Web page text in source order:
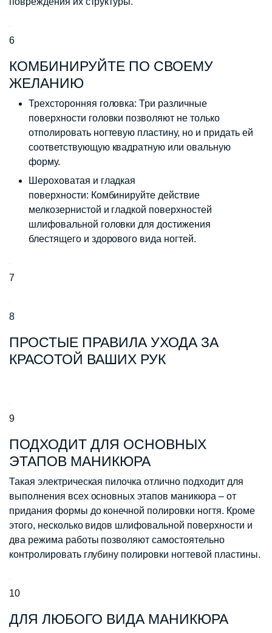
6
КОМБИНИРУЙТЕ ПО СВОЕМУ
ЖЕЛАНИЮ
Трехсторонняя головка: Три различные
поверхности головки позволяют не только
отполировать ногтевую пластину, но и придать ей
соответствующую квадратную или овальную
форму.
Шероховатая и гладкая
поверхности: Комбинируйте действие
мелкозернистой и гладкой поверхностей
шлифовальной головки для достижения
блестящего и здорового вида ногтей.
7
8
ПРОСТЫЕ ПРАВИЛА УХОДА ЗА
КРАСОТОЙ ВАШИХ РУК
9
ПОДХОДИТ ДЛЯ ОСНОВНЫХ
ЭТАПОВ МАНИКЮРА
Такая электрическая пилочка отлично подходит для
выполнения всех основных этапов маникюра – от
придания формы до конечной полировки ногтя. Кроме
этого, несколько видов шлифовальной поверхности и
два режима работы позволяют самостоятельно
контролировать глубину полировки ногтевой пластины.
10
ДЛЯ ЛЮБОГО ВИДА МАНИКЮРА